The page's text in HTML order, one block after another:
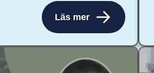
Läs mer